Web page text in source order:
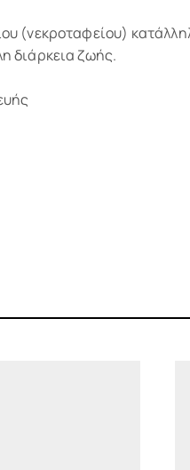
(νεκροταφείου)
διάρκεια ζωής.